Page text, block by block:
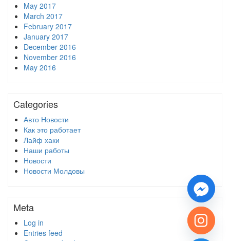
May 2017
March 2017
February 2017
January 2017
December 2016
November 2016
May 2016
Categories
Авто Новости
Как это работает
Лайф хаки
Наши работы
Новости
Новости Молдовы
Meta
Log in
Entries feed